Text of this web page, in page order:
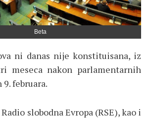
Beta
ni danas nije konstituisana, iz
meseca nakon parlamentarnih
februara.
slobodna Evropa (RSE), kao i